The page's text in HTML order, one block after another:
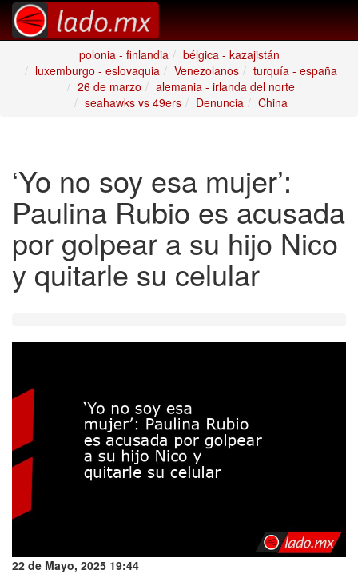
polonia - finlandia
bélgica - kazajistán
luxemburgo - eslovaquia
Venezolanos
turquía - españa
26 de marzo
alemania - irlanda del norte
seahawks vs 49ers
Denuncia China
‘Yo no soy esa mujer’:
Paulina Rubio es acusada
por golpear a su hijo Nico
y quitarle su celular
22 de Mayo, 2025 19:44